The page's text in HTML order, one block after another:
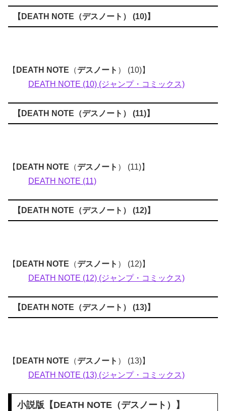
【 DEATH NOTE （デスノート ） (10)】
【 DEATH NOTE （デスノート ） (10)】
DEATH NOTE (10) (ジャンプ・コミックス)
【 DEATH NOTE （デスノート ） (11)】
【 DEATH NOTE （デスノート ） (11)】
DEATH NOTE (11)
【 DEATH NOTE （デスノート ） (12)】
【 DEATH NOTE （デスノート ） (12)】
DEATH NOTE (12) (ジャンプ・コミックス)
【 DEATH NOTE （デスノート ） (13)】
【 DEATH NOTE （デスノート ） (13)】
DEATH NOTE (13) (ジャンプ・コミックス)
小説版【DEATH NOTE（デスノート ）】